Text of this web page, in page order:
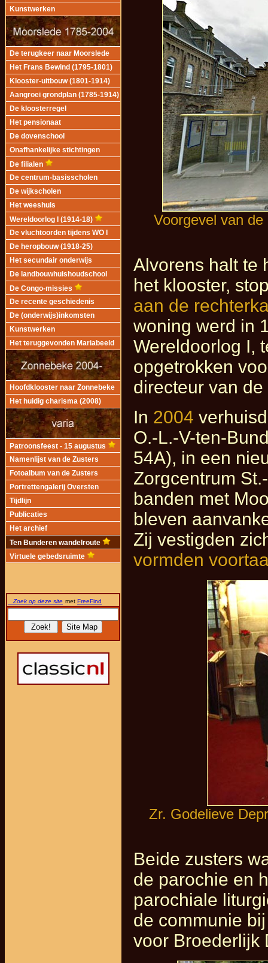
Kunstwerken
De terugkeer naar Moorslede
Het Frans Bewind (1795-1801)
Klooster-uitbouw (1801-1914)
Aangroei grondplan (1785-1914)
De kloosterregel
Het pensionaat
De dovenschool
Onafhankelijke stichtingen
De filialen
De centrum-basisscholen
De wijkscholen
Het weeshuis
Wereldoorlog I (1914-18)
De vluchtoorden tijdens WO I
De heropbouw (1918-25)
Het secundair onderwijs
De landbouwhuishoudschool
De Congo-missies
De recente geschiedenis
De (onderwijs)inkomsten
Kunstwerken
Het teruggevonden Mariabeeld
Hoofdklooster naar Zonnebeke
Het huidig charisma (2008)
Patroonsfeest - 15 augustus
Namenlijst van de Zusters
Fotoalbum van de Zusters
Portrettengalerij Oversten
Tijdlijn
Publicaties
Het archief
Ten Bunderen wandelroute
Virtuele gebedsruimte
Zoek op deze site met FreeFind
Voorgevel van
Alvorens halt te
het klooster,
aan de
woning werd in
Wereldoorlog I,
opgetrokken
directeur van
In 2004
O.-L.-V-ten-
54A), in een
Zorgcentrum
banden met
bleven
Zij vestigden
vormden
Zr. Godelieve
Beide zusters
de parochie en
parochiale
de communie
voor Broederlijk